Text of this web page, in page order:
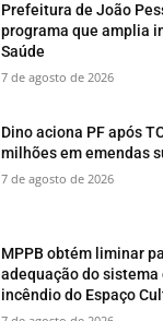
Prefeitura de João
programa que amplia
Saúde
7 de agosto de 2026
Dino aciona PF após
milhões em emendas
7 de agosto de 2026
MPPB obtém liminar
adequação do sistema
incêndio do Espaço